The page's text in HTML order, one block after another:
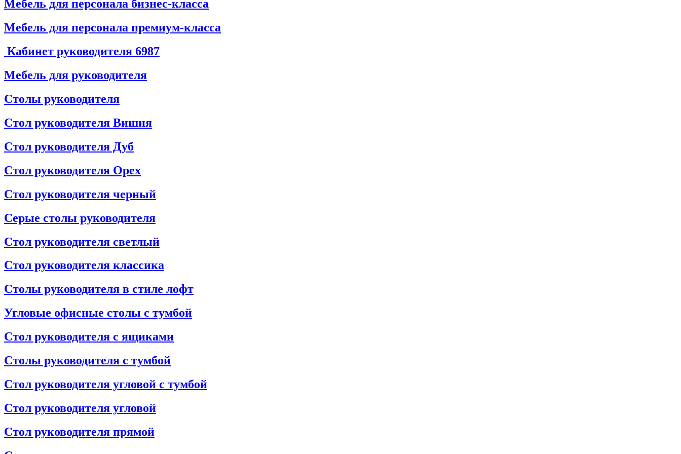
Мебель для персонала бизнес-класса
Мебель для персонала премиум-класса
Кабинет руководителя 6987
Мебель для руководителя
Столы руководителя
Стол руководителя Вишня
Стол руководителя Дуб
Стол руководителя Орех
Стол руководителя черный
Серые столы руководителя
Стол руководителя светлый
Стол руководителя классика
Столы руководителя в стиле лофт
Угловые офисные столы с тумбой
Стол руководителя с ящиками
Столы руководителя с тумбой
Стол руководителя угловой с тумбой
Стол руководителя угловой
Стол руководителя прямой